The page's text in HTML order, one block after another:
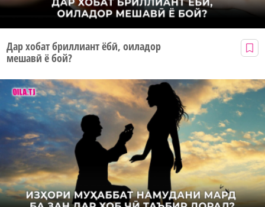
Дар хобат бриллиант ёбӣ, оиладор
мешавӣ ё бой?